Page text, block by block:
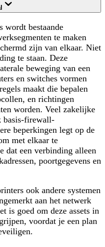
wordt bestaande
te maken
zijn van elkaar. Niet
te staan. Deze
beweging van een
en switches vormen
maakt die bepalen
en richtingen
worden. Veel zakelijke
basis-firewall-
beperkingen legt op de
met elkaar te
dat een verbinding alleen
poortgegevens en
ook andere systemen
aan het netwerk
is goed om deze assets in
voordat je een plan